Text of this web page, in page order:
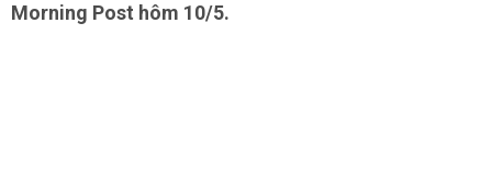
Morning Post hôm 10/5.